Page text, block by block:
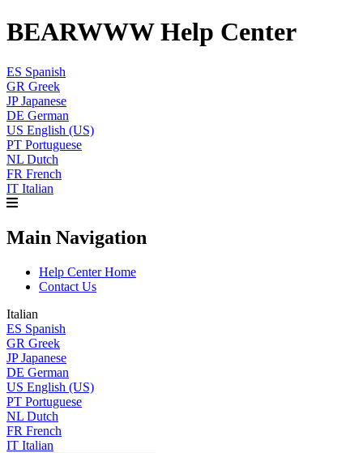
BEARWWW Help Center
ES Spanish
GR Greek
JP Japanese
DE German
US English (US)
PT Portuguese
NL Dutch
FR French
IT Italian
Main Navigation
Help Center Home
Contact Us
Italian
ES Spanish
GR Greek
JP Japanese
DE German
US English (US)
PT Portuguese
NL Dutch
FR French
IT Italian